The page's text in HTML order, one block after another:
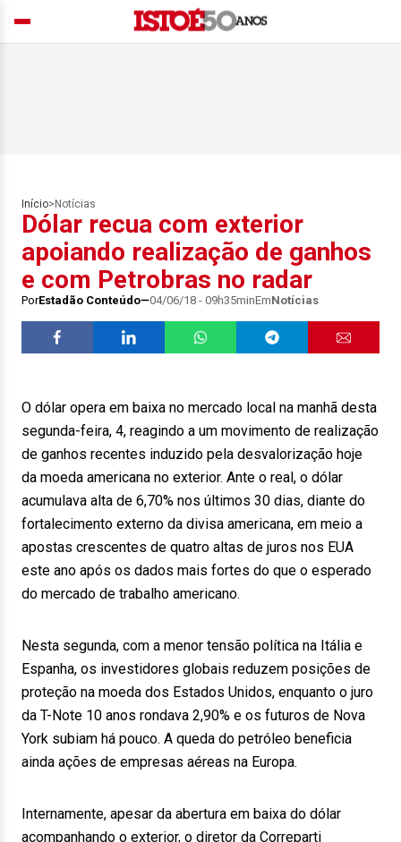
Início> Notícias
Dólar recua com exterior
apoiando realização de ganhos
e com Petrobras no radar
PorEstadão Conteúdo 04/06/18 - 09h35minEmNotícias
O dólar opera em baixa no mercado local na manhã desta
segunda-feira, 4, reagindo a um movimento de realização
de ganhos recentes induzido pela desvalorização hoje
da moeda americana no exterior. Ante o real, o dólar
acumulava alta de 6,70% nos últimos 30 dias, diante do
fortalecimento externo da divisa americana, em meio a
apostas crescentes de quatro altas de juros nos EUA
este ano após os dados mais fortes do que o esperado
do mercado de trabalho americano.
Nesta segunda, com a menor tensão política na Itália e
Espanha, os investidores globais reduzem posições de
proteção na moeda dos Estados Unidos, enquanto o juro
da T-Note 10 anos rondava 2,90% e os futuros de Nova
York subiam há pouco. A queda do petróleo beneficia
ainda ações de empresas aéreas na Europa.
Internamente, apesar da abertura em baixa do dólar
acompanhando o exterior, o diretor da Correparti